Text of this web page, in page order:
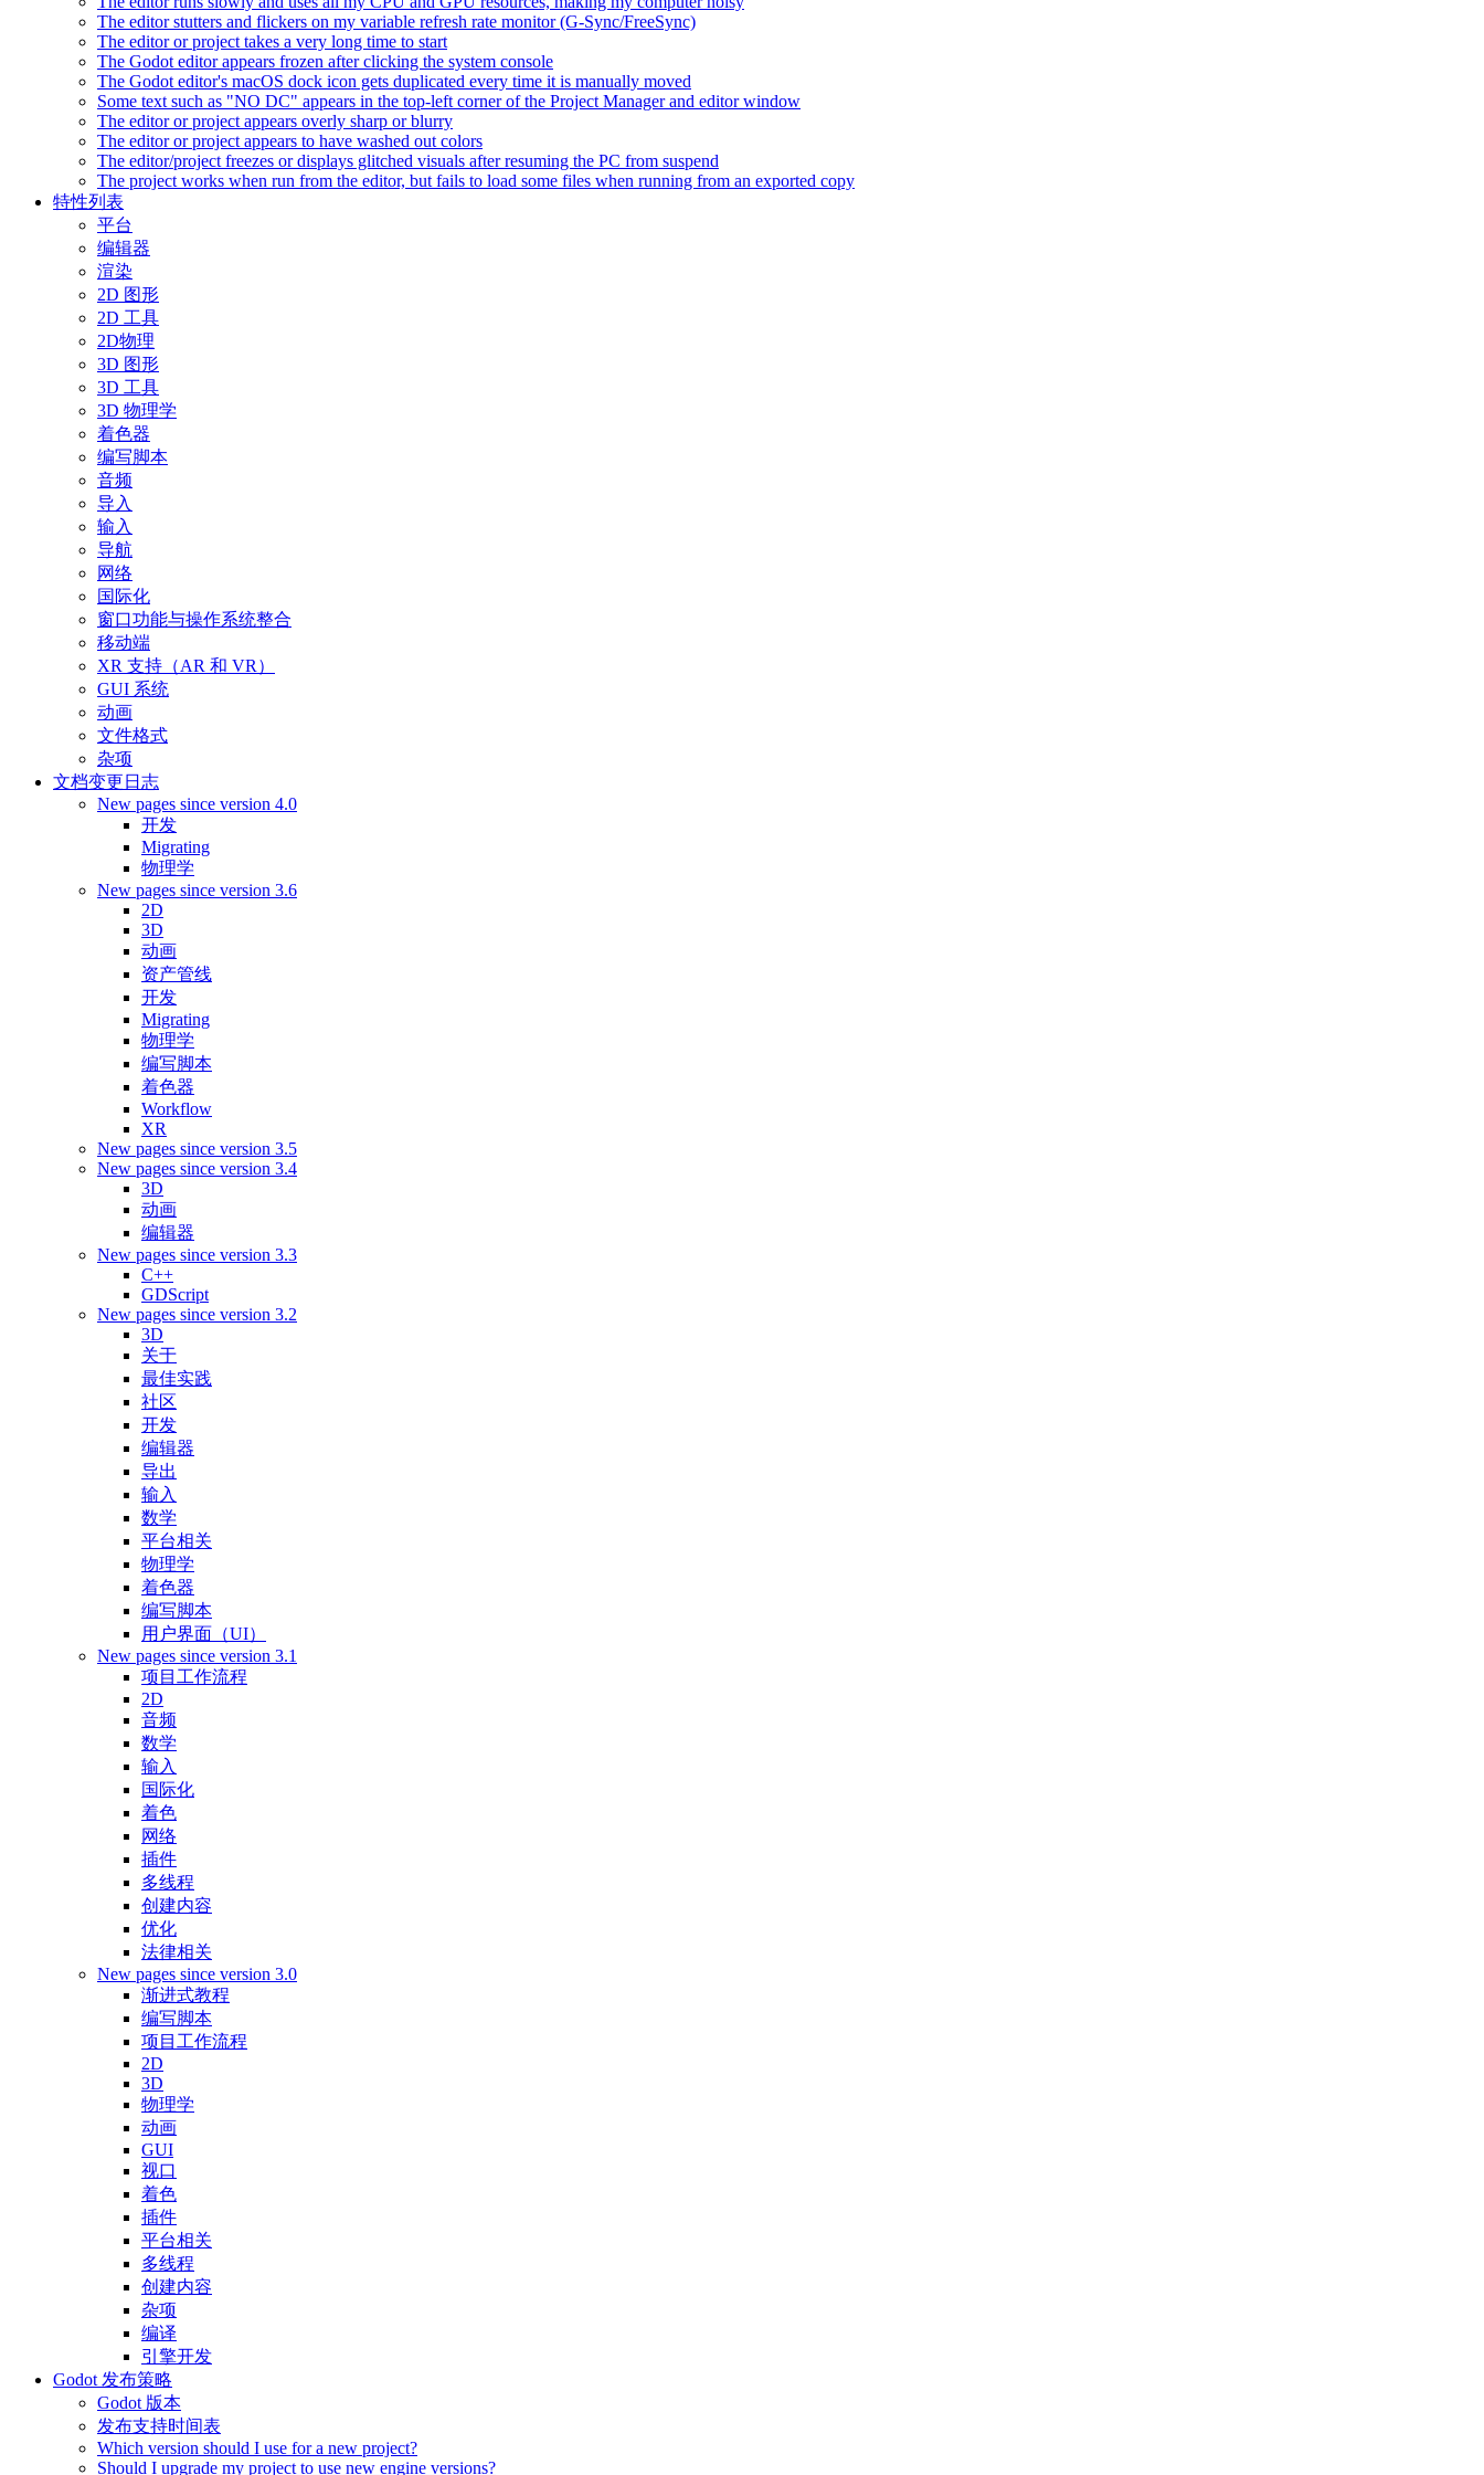
The editor stutters and flickers on my variable refresh rate monitor (G-Sync/FreeSync)
The editor or project takes a very long time to start
The Godot editor appears frozen after clicking the system console
The Godot editor's macOS dock icon gets duplicated every time it is manually moved
Some text such as "NO DC" appears in the top-left corner of the Project Manager and editor window
The editor or project appears overly sharp or blurry
The editor or project appears to have washed out colors
The editor/project freezes or displays glitched visuals after resuming the PC from suspend
The project works when run from the editor, but fails to load some files when running from an exported copy
特性列表
平台
编辑器
渲染
2D 图形
2D 工具
2D物理
3D 图形
3D 工具
3D 物理学
着色器
编写脚本
音频
导入
输入
导航
网络
国际化
窗口功能与操作系统整合
移动端
XR 支持（AR 和 VR）
GUI 系统
动画
文件格式
杂项
文档变更日志
New pages since version 4.0
开发
Migrating
物理学
New pages since version 3.6
2D
3D
动画
资产管线
开发
Migrating
物理学
编写脚本
着色器
Workflow
XR
New pages since version 3.5
New pages since version 3.4
3D
动画
编辑器
New pages since version 3.3
C++
GDScript
New pages since version 3.2
3D
关于
最佳实践
社区
开发
编辑器
导出
输入
数学
平台相关
物理学
着色器
编写脚本
用户界面（UI）
New pages since version 3.1
项目工作流程
2D
音频
数学
输入
国际化
着色
网络
插件
多线程
创建内容
优化
法律相关
New pages since version 3.0
渐进式教程
编写脚本
项目工作流程
2D
3D
物理学
动画
GUI
视口
着色
插件
平台相关
多线程
创建内容
杂项
编译
引擎开发
Godot 发布策略
Godot 版本
发布支持时间表
Which version should I use for a new project?
Should I upgrade my project to use new engine versions?